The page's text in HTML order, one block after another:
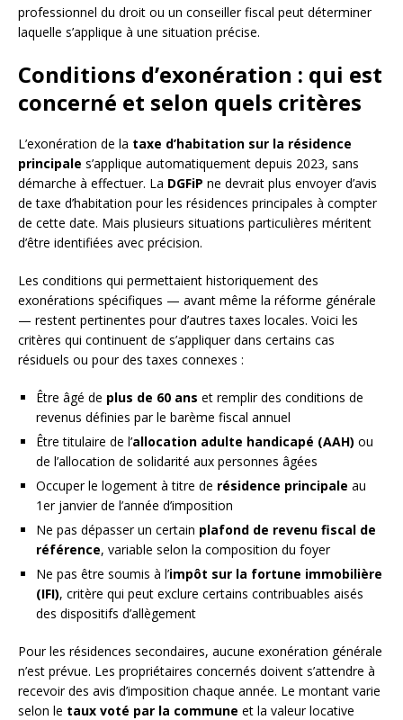
professionnel du droit ou un conseiller fiscal peut déterminer
laquelle s’applique à une situation précise.
Conditions d’exonération : qui est
concerné et selon quels critères
L’exonération de la taxe d’habitation sur la résidence
principale s’applique automatiquement depuis 2023, sans
démarche à effectuer. La DGFiP ne devrait plus envoyer d’avis
de taxe d’habitation pour les résidences principales à compter
de cette date. Mais plusieurs situations particulières méritent
d’être identifiées avec précision.
Les conditions qui permettaient historiquement des
exonérations spécifiques — avant même la réforme générale
— restent pertinentes pour d’autres taxes locales. Voici les
critères qui continuent de s’appliquer dans certains cas
résiduels ou pour des taxes connexes :
Être âgé de plus de 60 ans et remplir des conditions de
revenus définies par le barème fiscal annuel
Être titulaire de l’allocation adulte handicapé (AAH) ou
de l’allocation de solidarité aux personnes âgées
Occuper le logement à titre de résidence principale au
1er janvier de l’année d’imposition
Ne pas dépasser un certain plafond de revenu fiscal de
référence, variable selon la composition du foyer
Ne pas être soumis à l’impôt sur la fortune immobilière
(IFI), critère qui peut exclure certains contribuables aisés
des dispositifs d’allègement
Pour les résidences secondaires, aucune exonération générale
n’est prévue. Les propriétaires concernés doivent s’attendre à
recevoir des avis d’imposition chaque année. Le montant varie
selon le taux voté par la commune et la valeur locative